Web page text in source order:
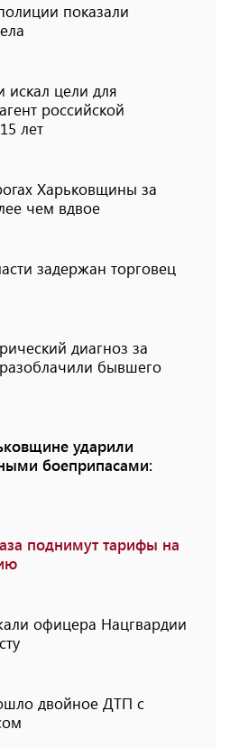
показали
искал цели для
российской
лет
Харьковщины за
чем вдвое
задержан торговец
диагноз за
бывшего
ударили
боеприпасами:
поднимут тарифы на
офицера Нацгвардии
двойное ДТП с